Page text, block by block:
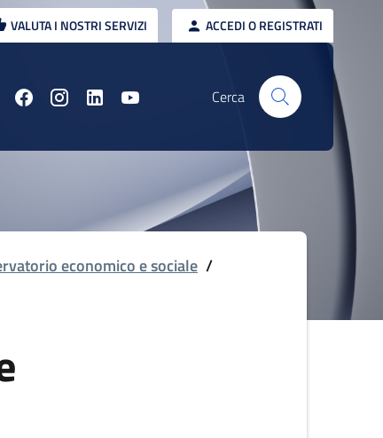
VALUTA I NOSTRI SERVIZI ACCEDI O REGISTRATI
Cerca
economico e sociale /